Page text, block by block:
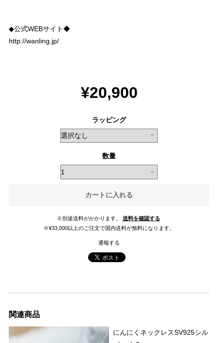
◆公式WEBサイト◆
http://wanling.jp/
¥20,900
ラッピング
数量
カートに入れる
※別途送料がかかります。
送料を確認する
※¥33,000以上のご注文で国内送料が無料になります。
通報する
関連商品
にんにくネックレスSV925シル